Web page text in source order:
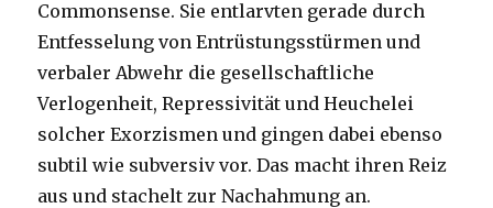
Commonsense. Sie entlarvten gerade durch
Entfesselung von Entrüstungsstürmen und
verbaler Abwehr die gesellschaftliche
Verlogenheit, Repressivität und Heuchelei
solcher Exorzismen und gingen dabei ebenso
subtil wie subversiv vor. Das macht ihren Reiz
aus und stachelt zur Nachahmung an.